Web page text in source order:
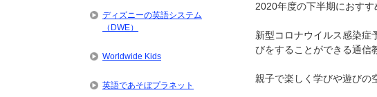
2020年度の下半期におす
新型コロナウイルス感染症
びをすることができる通信
親子で楽しく学びや遊びの
ディズニーの英語システム
（DWE）
Worldwide Kids
英語であそぼプラネット